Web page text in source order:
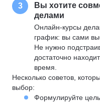
3
Вы хотите
делами
Онлайн-курсы
график: вы сами
Не нужно
достаточно
время.
Несколько советов,
выбор:
Формулируйте